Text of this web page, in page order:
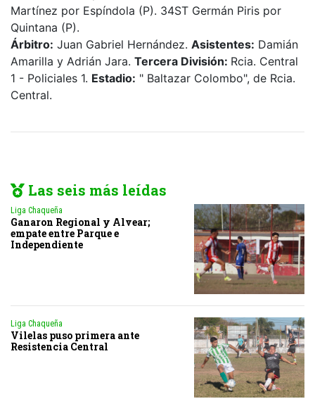
Martínez por Espíndola (P). 34ST Germán Piris por
Quintana (P).
Árbitro: Juan Gabriel Hernández. Asistentes: Damián
Amarilla y Adrián Jara. Tercera División: Rcia. Central
1 - Policiales 1. Estadio: " Baltazar Colombo", de Rcia.
Central.
Las seis más leídas
Liga Chaqueña
Ganaron Regional y Alvear;
empate entre Parque e
Independiente
Liga Chaqueña
Vilelas puso primera ante
Resistencia Central